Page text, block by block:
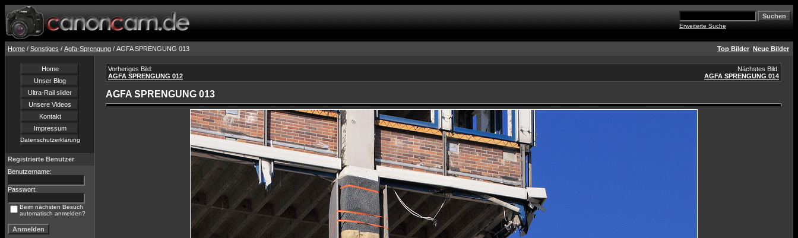
Erweiterte Suche
Home / Sonstiges / Agfa-Sprengung / AGFA SPRENGUNG 013 Top Bilder Neue Bilder
Home
Unser Blog
Ultra-Rail slider
Unsere Videos
Kontakt
Impressum
Datenschutzerklärung
Registrierte Benutzer
Benutzername:
Passwort:
Beim nächsten Besuch
automatisch anmelden?
Vorheriges Bild:
AGFA SPRENGUNG 012
Nächstes Bild:
AGFA SPRENGUNG 014
AGFA SPRENGUNG 013